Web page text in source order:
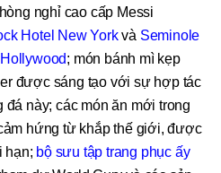
nghỉ cao cấp Messi
Hotel New Yorkvà Seminole
; món bánh mì kẹp
được sáng tạo với sự hợp tác
này; các món ăn mới trong
hứng từ khắp thế giới, được
hạn; bộ sưu tập trang phục ấy